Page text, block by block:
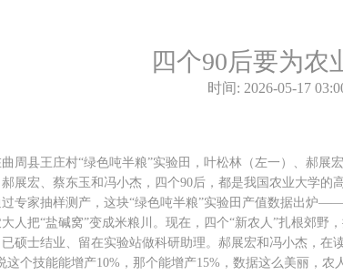
四个90后要为农
时间: 2026-05-17
县王庄村“绿色吨半粮”实验田，叶松林（左一）、郝展
宏、蔡东玉和冯小杰，四个90后，都是我国农业大学的高
家抽样测产，这块“绿色吨半粮”实验田产值数据出炉
把“盐碱窝”变成米粮川。现在，四个“新农人”扎根郊野，
士结业、留在实验站做科研助理。郝展宏和冯小杰，在读
个技能能增产10%，那个能增产15%，数据这么美丽，农